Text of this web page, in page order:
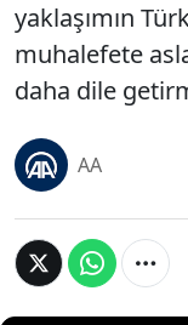
yaklaşımın
muhalefete
daha dile
AA